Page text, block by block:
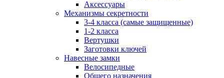
Аксессуары
Механизмы секретности
3-4 класса (самые защищенные)
1-2 класса
Вертушки
Заготовки ключей
Навесные замки
Велосипедные
Общего назначения